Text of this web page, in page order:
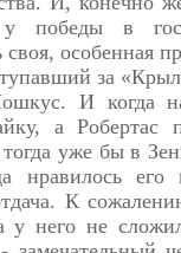
у победы в
особенная
за
И когда
а Робертас
уже бы в
нравилось его
К
у него не